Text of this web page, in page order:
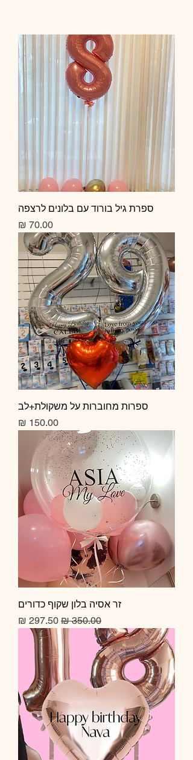
ספרת גיל בורוד עם בלונים לרצפה
מחיר
ספרות מחוברות על משקולת+לב
מחיר
זר אסיה בלון שקוף כדורים
מחיר רגיל מחיר מבצע